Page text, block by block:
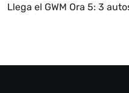
Llega el GWM Ora 5: 3